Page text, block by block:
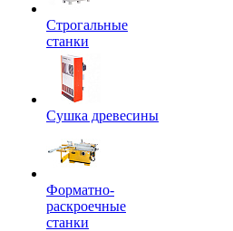
Строгальные
станки
Сушка древесины
Форматно-
раскроечные
станки